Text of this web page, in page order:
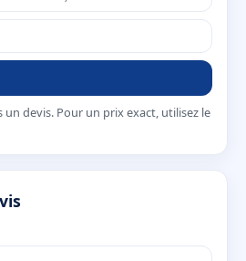
un devis. Pour un prix exact, utilisez le